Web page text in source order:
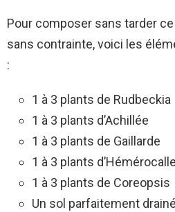
Pour composer sans tarder
sans contrainte, voici les
:
1 à 3 plants de Rudbeckia
1 à 3 plants d’Achillée
1 à 3 plants de Gaillarde
1 à 3 plants d’Hémérocalle
1 à 3 plants de Coreopsis
Un sol parfaitement